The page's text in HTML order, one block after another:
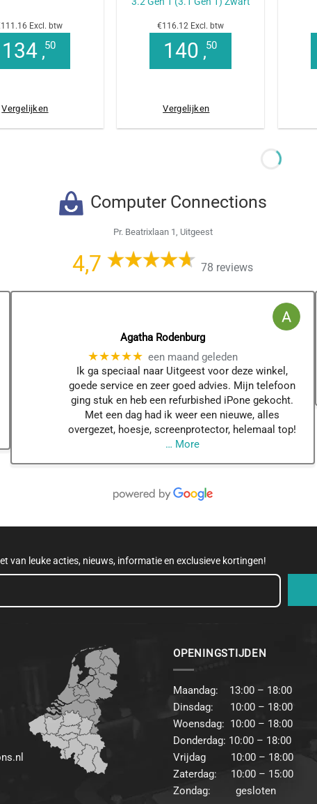
Excl. btw
134 ,50
Vergelijken
€116.12 Excl. btw
140 ,50
Vergelijken
Computer Connections
Pr. Beatrixlaan 1, Uitgeest
4,7 78 reviews
Agatha Rodenburg
★★★★★ een maand geleden
Ik ga speciaal naar Uitgeest voor deze winkel,
goede service en zeer goed advies. Mijn telefoon
ging stuk en heb een refurbished iPone gekocht.
Met een dag had ik weer een nieuwe, alles
overgezet, hoesje, screenprotector, helemaal top!
… More
van leuke acties, nieuws, informatie en exclusieve kortingen!
OPENINGSTIJDEN
Maandag: 13:00 – 18:00
Dinsdag: 10:00 – 18:00
Woensdag: 10:00 – 18:00
Donderdag: 10:00 – 18:00
Vrijdag 10:00 – 18:00
Zaterdag: 10:00 – 15:00
Zondag: gesloten